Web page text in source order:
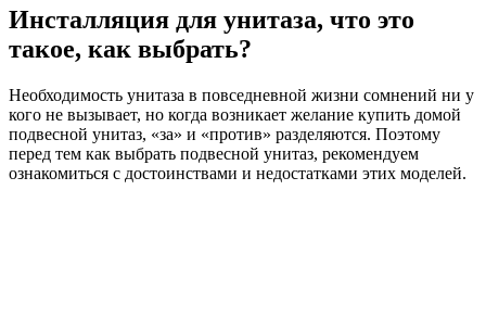
Инсталляция для унитаза, что это
такое, как выбрать?
Необходимость унитаза в повседневной жизни сомнений ни у
кого не вызывает, но когда возникает желание купить домой
подвесной унитаз, «за» и «против» разделяются. Поэтому
перед тем как выбрать подвесной унитаз, рекомендуем
ознакомиться с достоинствами и недостатками этих моделей.